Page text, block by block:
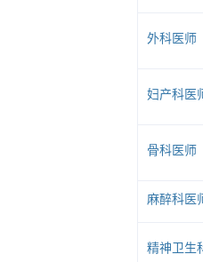
外科医师
妇产科医
骨科医师
麻醉科医
精神卫生